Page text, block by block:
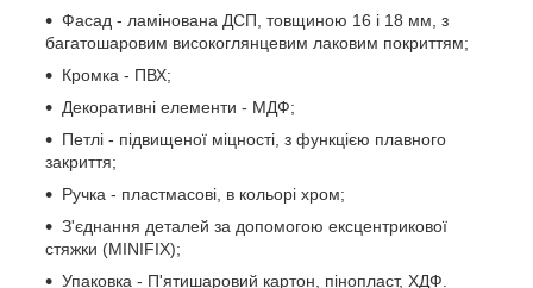
Фасад - ламінована ДСП, товщиною 16 і 18 мм, з
багатошаровим високоглянцевим лаковим покриттям;
Кромка - ПВХ;
Декоративні елементи - МДФ;
Петлі - підвищеної міцності, з функцією плавного
закриття;
Ручка - пластмасові, в кольорі хром;
З'єднання деталей за допомогою ексцентрикової
стяжки (MINIFIX);
Упаковка - П'ятишаровий картон, пінопласт, ХДФ.